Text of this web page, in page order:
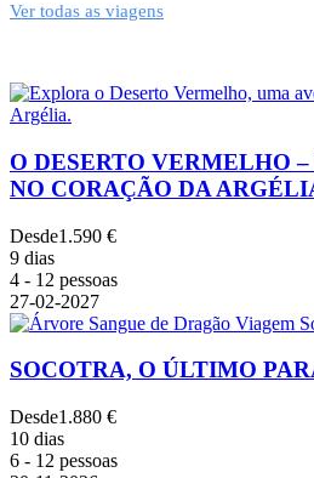
Ver todas as viagens
O DESERTO VERMELHO
NO CORAÇÃO DA
Desde1.590 €
9 dias
4 - 12 pessoas
27-02-2027
SOCOTRA, O ÚLTIMO
Desde1.880 €
10 dias
6 - 12 pessoas